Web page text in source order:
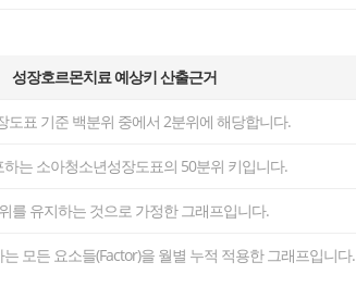
성장호르몬치료 예상키 산출근거
도표 기준 백분위 중에서 2분위에 해당합니다.
는 소아청소년성장도표의 50분위 키입니다.
를 유지하는 것으로 가정한 그래프입니다.
모든 요소들(Factor)을 월별 누적 적용한 그래프입니다.